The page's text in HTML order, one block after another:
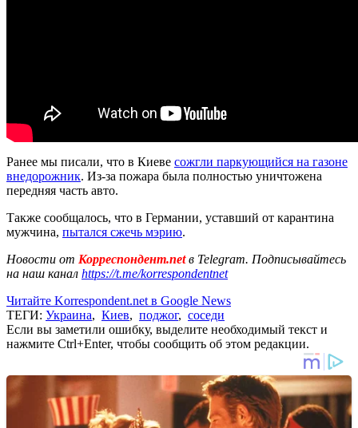
Ранее мы писали, что в Киеве сожгли паркующийся на газоне
внедорожник. Из-за пожара была полностью уничтожена
передняя часть авто.
Также сообщалось, что в Германии, уставший от карантина
мужчина, пытался сжечь мэрию.
Новости от Корреспондент.netв Telegram. Подписывайтесь
на наш канал https://t.me/korrespondentnet
Читайте Korrespondent.net в Google News
ТЕГИ: Украина, Киев, поджог, соседи
Если вы заметили ошибку, выделите необходимый текст и
нажмите Ctrl+Enter, чтобы сообщить об этом редакции.